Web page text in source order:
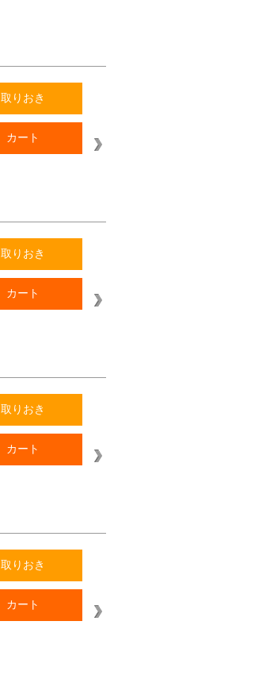
取りおき
カート
取りおき
カート
取りおき
カート
取りおき
カート